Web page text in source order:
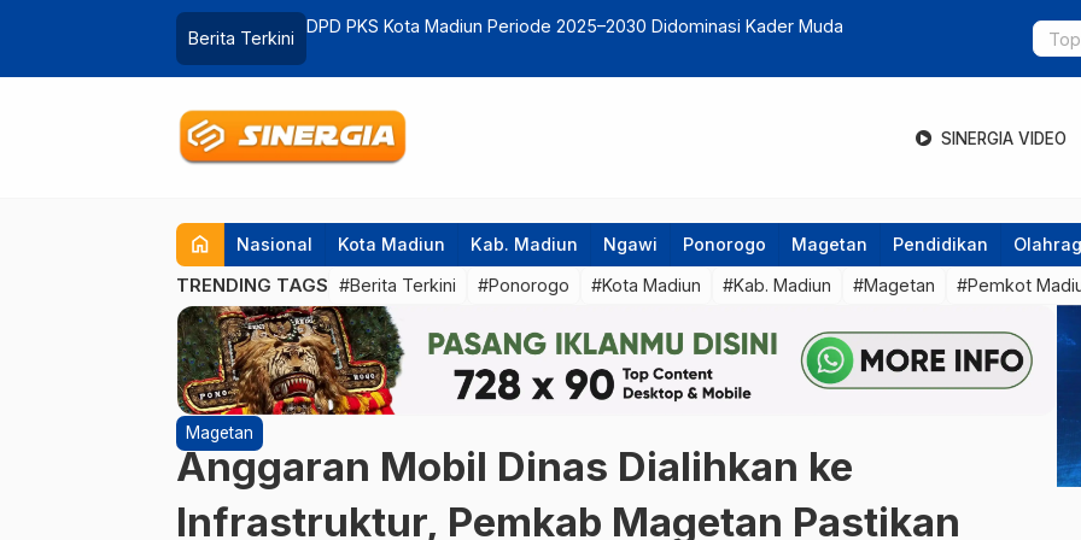
Berita Terkini
Sajikan Konsep Hey Day, Nusantara Edupark Diserbu Ribuan Pengunjung
Pilot
Masyarakat
SINERGIA VIDEO
home Nasional Kota Madiun Kab. Madiun Ngawi Ponorogo Magetan Pendidikan
TRENDING TAGS #Berita Terkini #Ponorogo #Kota Madiun #Kab. Madiun #Magetan #Pemkot
Magetan
Anggaran Mobil Dinas Dialihkan ke
Infrastruktur, Pemkab Magetan Pastikan